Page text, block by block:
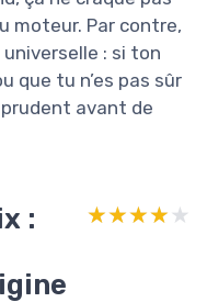
moteur. Par contre,
: si ton
que tu n’es pas sûr
avant de
:
★★★★★
★★★★★